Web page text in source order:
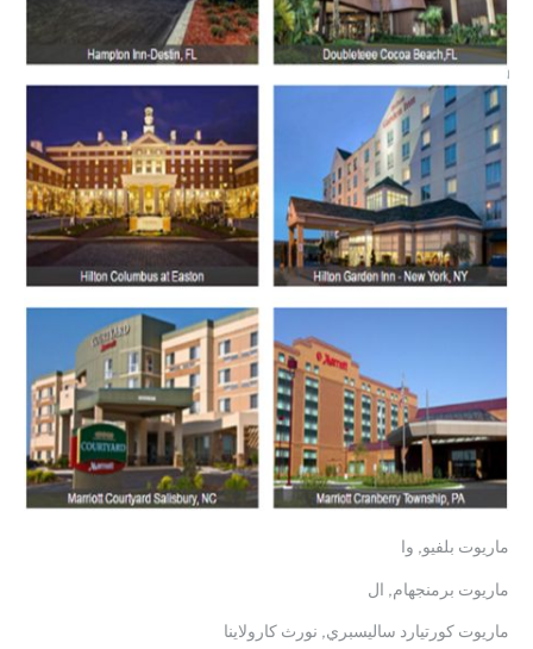
ماريوت بلفيو, وا
ماريوت برمنجهام, ال
ماريوت كورتيارد ساليسبري, نورث كارولاينا